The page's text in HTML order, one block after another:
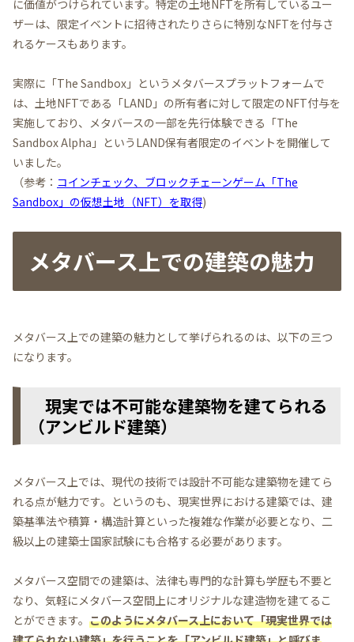
に価値がつけられています。特定の土地NFTを所有しているユー
ザーは、限定イベントに招待されたりさらに特別なNFTを付与さ
れるケースもあります。
実際に「The Sandbox」というメタバースプラットフォームで
は、土地NFTである「LAND」の所有者に対して限定のNFT付与を
実施しており、メタバースの一部を先行体験できる「The
Sandbox Alpha」というLAND保有者限定のイベントを開催して
いました。
（参考： コインチェック、ブロックチェーンゲーム「The
Sandbox」の仮想土地（NFT）を取得)
メタバース上での建築の魅力
メタバース上での建築の魅力として挙げられるのは、以下の三つ
になります。
現実では不可能な建築物を建てられる
（アンビルド建築）
メタバース上では、現代の技術では設計不可能な建築物を建てら
れる点が魅力です。というのも、現実世界における建築では、建
築基準法や積算・構造計算といった複雑な作業が必要となり、二
級以上の建築士国家試験にも合格する必要があります。
メタバース空間での建築は、法律も専門的な計算も学歴も不要と
なり、気軽にメタバース空間上にオリジナルな建造物を建てるこ
とができます。 このようにメタバース上において「現実世界では